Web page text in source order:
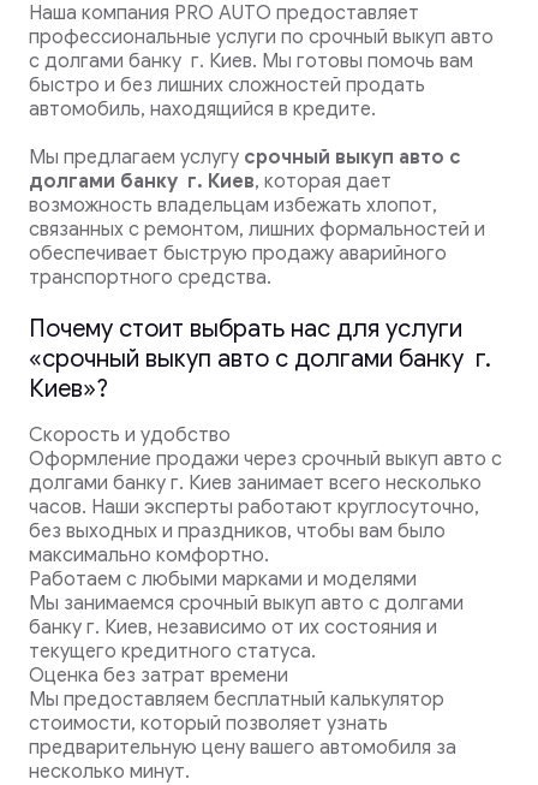
Наша компания PRO AUTO предоставляет
профессиональные услуги по срочный выкуп авто
с долгами банку г. Киев. Мы готовы помочь вам
быстро и без лишних сложностей продать
автомобиль, находящийся в кредите.
Мы предлагаем услугу срочный выкуп авто с
долгами банку г. Киев, которая дает
возможность владельцам избежать хлопот,
связанных с ремонтом, лишних формальностей и
обеспечивает быструю продажу аварийного
транспортного средства.
Почему стоит выбрать нас для услуги
«срочный выкуп авто с долгами банку г.
Киев»?
Скорость и удобство
Оформление продажи через срочный выкуп авто с
долгами банку г. Киев занимает всего несколько
часов. Наши эксперты работают круглосуточно,
без выходных и праздников, чтобы вам было
максимально комфортно.
Работаем с любыми марками и моделями
Мы занимаемся срочный выкуп авто с долгами
банку г. Киев, независимо от их состояния и
текущего кредитного статуса.
Оценка без затрат времени
Мы предоставляем бесплатный калькулятор
стоимости, который позволяет узнать
предварительную цену вашего автомобиля за
несколько минут.